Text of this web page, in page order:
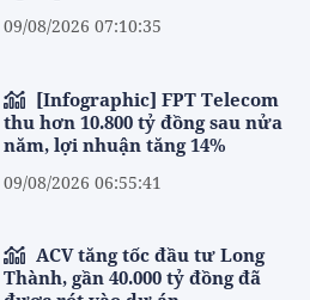
09/08/2026 07:10:35
thu hơn 10.800 tỷ đồng sau nửa
năm, lợi nhuận tăng 14%
09/08/2026 06:55:41
ACV tăng tốc đầu tư Long
Thành, gần 40.000 tỷ đồng đã